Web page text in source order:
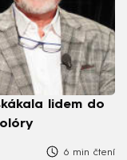
lidem do
6 min čtení